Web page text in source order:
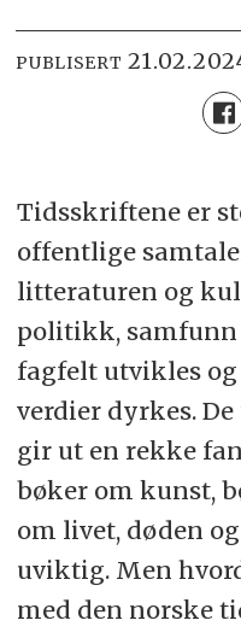
PUBLISERT
Tidsskriftene er
offentlige
litteraturen og
politikk, samfunn
fagfelt utvikles
verdier dyrkes.
gir ut en rekke
bøker om kunst,
om livet, døden
uviktig. Men
med den norske